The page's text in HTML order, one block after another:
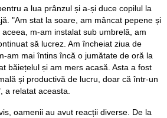
a lua prânzul și a-și duce copilul la
"Am stat la soare, am mâncat pepene și
m-am instalat sub umbrelă, am
să lucrez. Am încheiat ziua de
am mai întins încă o jumătate de oră la
băiețelul și am mers acasă. Asta a fost
și productivă de lucru, doar că într-un
a relatat aceasta.
oamenii au avut reacții diverse. De la